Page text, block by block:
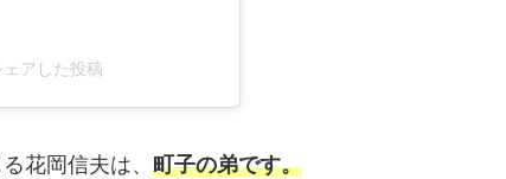
アした投稿
花岡信夫は、 町子の弟です。